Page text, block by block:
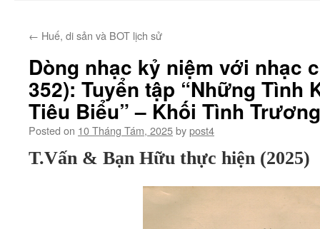
← Huế, di sản và BOT lịch sử
Dòng nhạc kỷ niệm với nhạc
352): Tuyển tập “Những Tình
Tiêu Biểu” – Khối Tình
Posted on 10 Tháng Tám, 2025bypost4
T.Vấn & Bạn Hữu thực hiện (2025)